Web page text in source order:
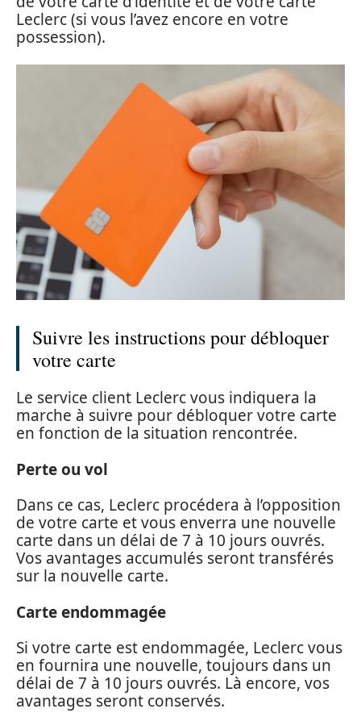
Leclerc (si vous l’avez encore en votre
possession).
Suivre les instructions pour débloquer
votre carte
Le service client Leclerc vous indiquera la
marche à suivre pour débloquer votre carte
en fonction de la situation rencontrée.
Perte ou vol
Dans ce cas, Leclerc procédera à l’opposition
de votre carte et vous enverra une nouvelle
carte dans un délai de 7 à 10 jours ouvrés.
Vos avantages accumulés seront transférés
sur la nouvelle carte.
Carte endommagée
Si votre carte est endommagée, Leclerc vous
en fournira une nouvelle, toujours dans un
délai de 7 à 10 jours ouvrés. Là encore, vos
avantages seront conservés.